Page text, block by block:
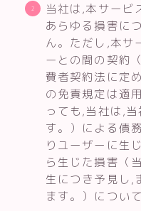
当社は,本サービ
あらゆる損害に
ん。ただし,本サ
ーとの間の契約
費者契約法に定
の免責規定は適
っても,当社は,
す。）による債
りユーザーに生
ら生じた損害（
生につき予見し,
ます。）につい